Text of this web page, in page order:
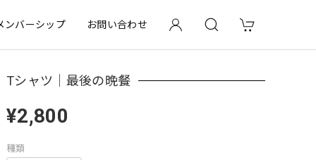
ンバーシップ お問い合わせ
Tシャツ｜最後の晩餐
¥2,800
種類